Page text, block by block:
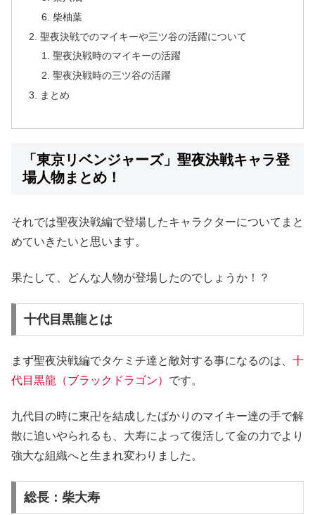
柴柚葉
聖夜決戦でのマイキーや三ツ谷の活躍について
聖夜決戦時のマイキーの活躍
聖夜決戦時の三ツ谷の活躍
まとめ
「東京リベンジャーズ」聖夜決戦キャラ登
場人物まとめ！
それでは聖夜決戦編で登場したキャラクターについてまと
めていきたいと思います。
果たして、どんな人物が登場したのでしょうか！？
十代目黒龍とは
まず聖夜決戦編でタケミチ達と敵対する事になるのは、 十
代目黒龍（ブラックドラゴン） です。
九代目の時に東卍を結成したばかりのマイキー達の手で解
散に追いやられるも、大寿によって復活して金の力でより
強大な組織へと生まれ変わりました。
総長：柴大寿